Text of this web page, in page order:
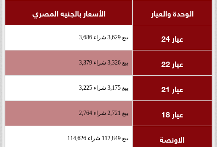
الوحدة والعيار
الأسعار بالجنيه المصري
عيار 24
بيع 3,629 شراء 3,686
عيار 22 بيع 3,326 شراء 3,379
عيار 21 بيع 3,175 شراء 3,225
عيار 18 بيع 2,721 شراء 2,764
الاونصة بيع 112,849 شراء 114,626